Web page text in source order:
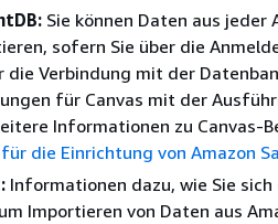
Sie können Daten aus jeder
sofern Sie über die
die Verbindung mit der
für Canvas mit der
Informationen zu Canvas-
die Einrichtung von Amazon
Informationen dazu, wie Sie
Importieren von Daten aus